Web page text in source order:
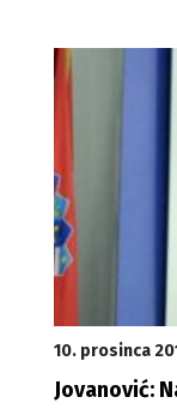
10. prosinca
Jovanović: